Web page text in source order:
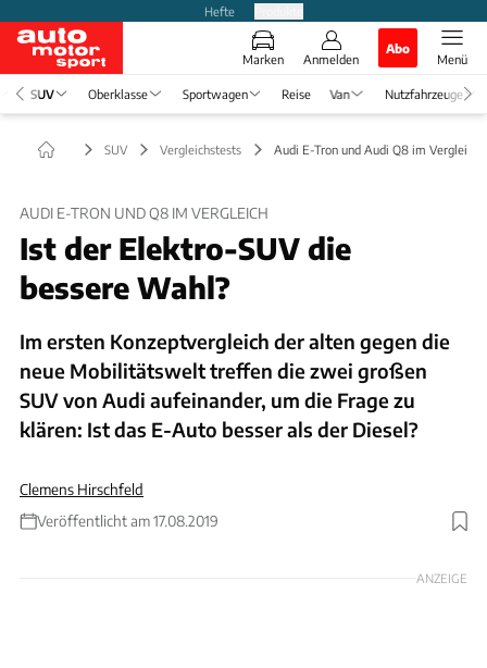
Hefte
Marken Anmelden
Abo
Menü
SUV Oberklasse Sportwagen Reise Van Nutzfahrzeuge
SUV Vergleichstests Audi E-Tron und Audi Q8 im Vergleich
AUDI E-TRON UND Q8 IM VERGLEICH
Ist der Elektro-SUV die
bessere Wahl?
Im ersten Konzeptvergleich der alten gegen die
neue Mobilitätswelt treffen die zwei großen
SUV von Audi aufeinander, um die Frage zu
klären: Ist das E-Auto besser als der Diesel?
Clemens Hirschfeld
Veröffentlicht am 17.08.2019
ANZEIGE